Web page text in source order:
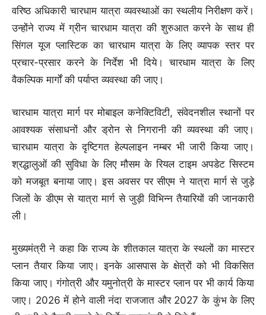
वरिष्ठ अधिकारी चारधाम यात्रा व्यवस्थाओं का स्थलीय निरीक्षण करें।
उन्होंने राज्य में ग्रीन चारधाम यात्रा की शुरुआत करने के साथ ही
सिंगल यूज प्लास्टिक का चारधाम यात्रा के लिए व्यापक स्तर पर
प्रचार-प्रसार करने के निर्देश भी दिये। चारधाम यात्रा के लिए
वैकल्पिक मार्गों की पर्याप्त व्यवस्था की जाए।
चारधाम यात्रा मार्ग पर मोबाइल कनेक्टिविटी, संवेदनशील स्थानों पर
आवश्यक संसाधनों और ड्रोन से निगरानी की व्यवस्था की जाए।
चारधाम यात्रा के दृष्टिगत हेल्पलाइन नम्बर भी जारी किया जाए।
श्रद्धालुओं की सुविधा के लिए मौसम के रियल टाइम अपडेट सिस्टम
को मजबूत बनाया जाए। इस अवसर पर सीएम ने यात्रा मार्ग से जुड़े
जिलों के डीएम से यात्रा मार्ग से जुड़ी विभिन्न तैयारियों की जानकारी
ली।
मुख्यमंत्री ने कहा कि राज्य के शीतकाल यात्रा के स्थलों का मास्टर
प्लान तैयार किया जाए। इनके आसपास के क्षेत्रों को भी विकसित
किया जाए। गंगोत्री और यमुनोत्री के मास्टर प्लान पर भी कार्य किया
जाए। 2026 में होने वाली नंदा राजजात और 2027 के कुंभ के लिए